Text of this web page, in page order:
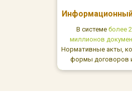
В системе более
миллионов
Нормативные акты,
формы договоров